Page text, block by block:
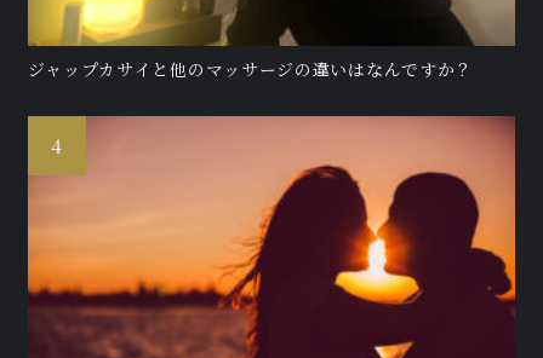
ジャップカサイと他のマッサージの違いはなんですか？